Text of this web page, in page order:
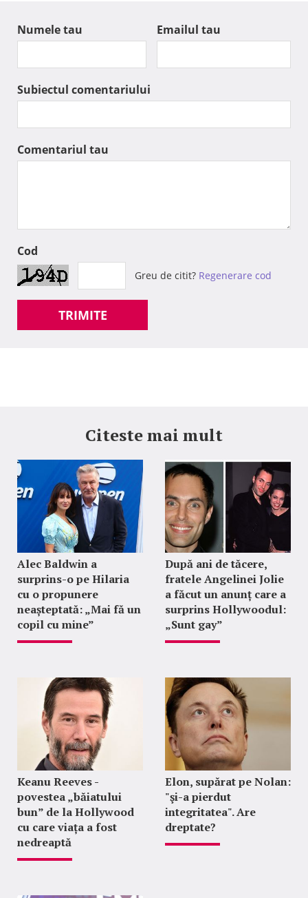
Numele tau Emailul tau
Subiectul comentariului
Comentariul tau
Cod
Greu de citit? Regenerare cod
TRIMITE
Citeste mai mult
Alec Baldwin a
surprins-o pe Hilaria
cu o propunere
neașteptată: „Mai fă un
copil cu mine”
După ani de tăcere,
fratele Angelinei Jolie
a făcut un anunț care a
surprins Hollywoodul:
„Sunt gay”
Keanu Reeves -
povestea „băiatului
bun” de la Hollywood
cu care viața a fost
nedreaptă
Elon, supărat pe Nolan:
"şi-a pierdut
integritatea". Are
dreptate?